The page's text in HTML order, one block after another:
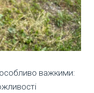
особливо важкими: